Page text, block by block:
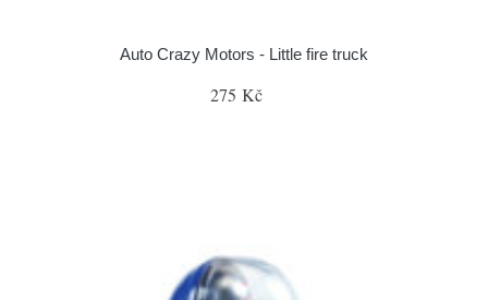
Auto Crazy Motors - Little fire truck
275 Kč